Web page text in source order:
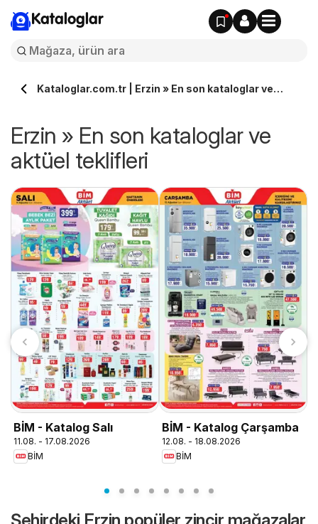
Kataloglar
Kataloglar.com.tr | Erzin » En son kataloglar ve
Erzin » En son kataloglar ve
aktüel teklifleri
BİM - Katalog Salı
11.08. - 17.08.2026
BİM
BİM - Katalog Çarşamba
12.08. - 18.08.2026
BİM